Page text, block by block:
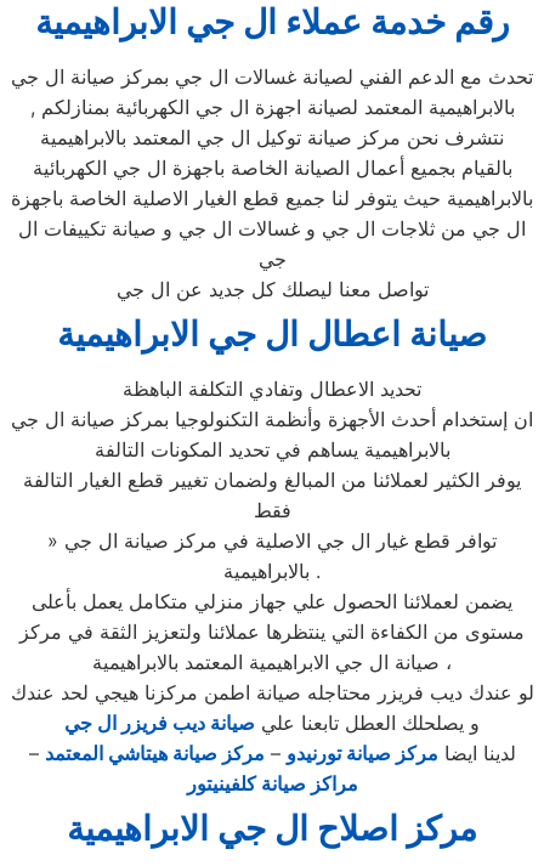
رقم خدمة عملاء ال جي الابراهيمية
تحدث مع الدعم الفني لصيانة غسالات ال جي بمركز صيانة ال جي
بالابراهيمية المعتمد لصيانة اجهزة ال جي الكهربائية بمنازلكم ,
نتشرف نحن مركز صيانة توكيل ال جي المعتمد بالابراهيمية
بالقيام بجميع أعمال الصيانة الخاصة باجهزة ال جي الكهربائية
بالابراهيمية حيث يتوفر لنا جميع قطع الغيار الاصلية الخاصة باجهزة
ال جي من ثلاجات ال جي و غسالات ال جي و صيانة تكييفات ال
جي
تواصل معنا ليصلك كل جديد عن ال جي
صيانة اعطال ال جي الابراهيمية
تحديد الاعطال وتفادي التكلفة الباهظة
ان إستخدام أحدث الأجهزة وأنظمة التكنولوجيا بمركز صيانة ال جي
بالابراهيمية يساهم في تحديد المكونات التالفة
يوفر الكثير لعملائنا من المبالغ ولضمان تغيير قطع الغيار التالفة
فقط
» توافر قطع غيار ال جي الاصلية في مركز صيانة ال جي
بالابراهيمية .
يضمن لعملائنا الحصول علي جهاز منزلي متكامل يعمل بأعلى
مستوى من الكفاءة التي ينتظرها عملائنا ولتعزيز الثقة في مركز
صيانة ال جي الابراهيمية المعتمد بالابراهيمية ،
لو عندك ديب فريزر محتاجله صيانة اطمن مركزنا هيجي لحد عندك
و يصلحلك العطل تابعنا علي صيانة ديب فريزر ال جي
لدينا ايضا مركز صيانة تورنيدو – مركز صيانة هيتاشي المعتمد –
مراكز صيانة كلفينيتور
مركز اصلاح ال جي الابراهيمية